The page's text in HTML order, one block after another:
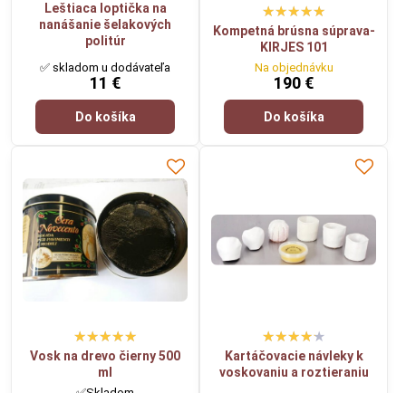
Leštiaca loptička na
nanášanie šelakových
politúr
✅ skladom u dodávateľa
11 €
Do košíka
Kompetná brúsna súprava-
KIRJES 101
Na objednávku
190 €
Do košíka
Vosk na drevo čierny 500
ml
Kartáčovacie návleky k
voskovaniu a roztieraniu